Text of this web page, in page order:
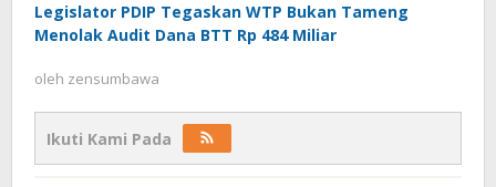
Legislator PDIP Tegaskan WTP Bukan Tameng
Menolak Audit Dana BTT Rp 484 Miliar
oleh zensumbawa
Ikuti Kami Pada